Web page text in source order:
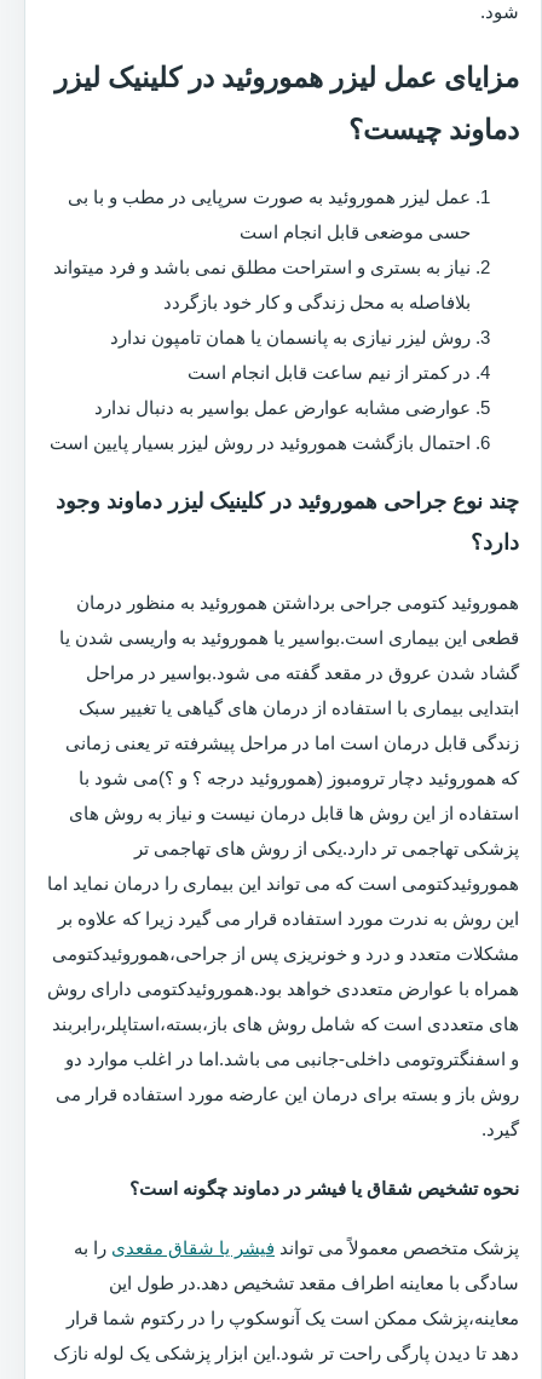
شود.
مزایای عمل لیزر هموروئید در کلینیک لیزر
دماوند چیست؟
عمل لیزر هموروئید به صورت سرپایی در مطب و با بی
حسی موضعی قابل انجام است
نیاز به بستری و استراحت مطلق نمی باشد و فرد میتواند
بلافاصله به محل زندگی و کار خود بازگردد
روش لیزر نیازی به پانسمان یا همان تامپون ندارد
در کمتر از نیم ساعت قابل انجام است
عوارضی مشابه عوارض عمل بواسیر به دنبال ندارد
احتمال بازگشت هموروئید در روش لیزر بسیار پایین است
چند نوع جراحی هموروئید در کلینیک لیزر دماوند وجود
دارد؟
هموروئید کتومی جراحی برداشتن هموروئید به منظور درمان
قطعی این بیماری است.بواسیر یا هموروئید به واریسی شدن یا
گشاد شدن عروق در مقعد گفته می شود.بواسیر در مراحل
ابتدایی بیماری با استفاده از درمان های گیاهی یا تغییر سبک
زندگی قابل درمان است اما در مراحل پیشرفته تر یعنی زمانی
که هموروئید دچار ترومبوز (هموروئید درجه ؟ و ؟)می شود با
استفاده از این روش ها قابل درمان نیست و نیاز به روش های
پزشکی تهاجمی تر دارد.یکی از روش های تهاجمی تر
هموروئیدکتومی است که می تواند این بیماری را درمان نماید اما
این روش به ندرت مورد استفاده قرار می گیرد زیرا که علاوه بر
مشکلات متعدد و درد و خونریزی پس از جراحی،هموروئیدکتومی
همراه با عوارض متعددی خواهد بود.هموروئیدکتومی دارای روش
های متعددی است که شامل روش های باز،بسته،استاپلر،رابربند
و اسفنگتروتومی داخلی-جانبی می باشد.اما در اغلب موارد دو
روش باز و بسته برای درمان این عارضه مورد استفاده قرار می
گیرد.
نحوه تشخیص شقاق یا فیشر در دماوند چگونه است؟
پزشک متخصص معمولاً می تواند فیشر یا شقاق مقعدی را به
سادگی با معاینه اطراف مقعد تشخیص دهد.در طول این
معاینه،پزشک ممکن است یک آنوسکوپ را در رکتوم شما قرار
دهد تا دیدن پارگی راحت تر شود.این ابزار پزشکی یک لوله نازک